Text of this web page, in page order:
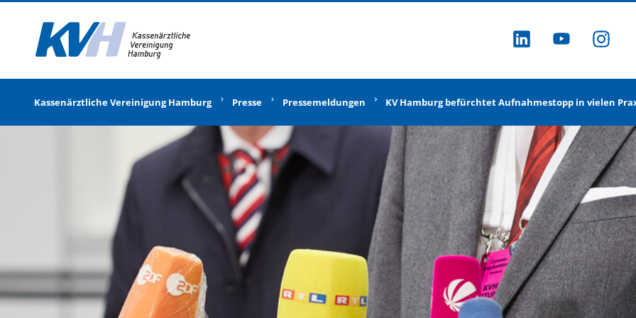
ZU ZU
Kassenärztliche Vereinigung Hamburg Presse Pressemeldungen KV Hamburg befürchtet Aufnahmestopp in vielen